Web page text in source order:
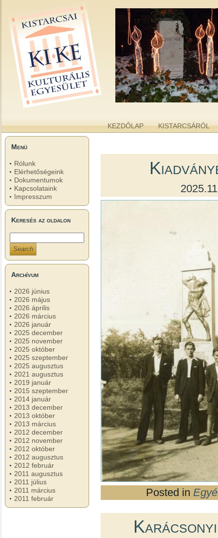
KEZDŐLAP KISTARCSÁRÓL
Menü
Rólunk
Elérhetőségeink
Dokumentumok
Kapcsolataink
Impresszum
Keresés az oldalon
Archívum
2026 június
2026 május
2026 április
2026 március
2026 január
2025 december
2025 november
2025 október
2025 szeptember
2025 augusztus
2021 augusztus
2019 január
2015 szeptember
2014 január
2013 december
2013 október
2013 március
2012 december
2012 november
2012 október
2012 augusztus
2012 február
2011 augusztus
2011 július
2011 március
2011 február
Posted in